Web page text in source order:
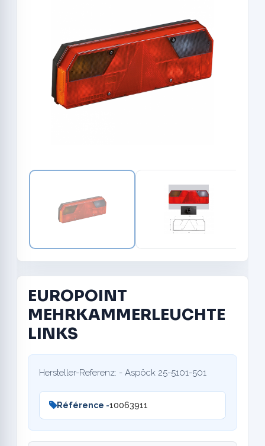
EUROPOINT
MEHRKAMMERLEUCHTE
LINKS
Hersteller-Referenz: - Aspöck 25-5101-501
Référence -10063911